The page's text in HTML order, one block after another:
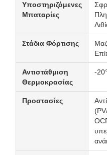
Υποστηριζόμενες
Μπαταρίες
Στάδια Φόρτισης
Αντιστάθμιση
Θερμοκρασίας
-
Προστασίες